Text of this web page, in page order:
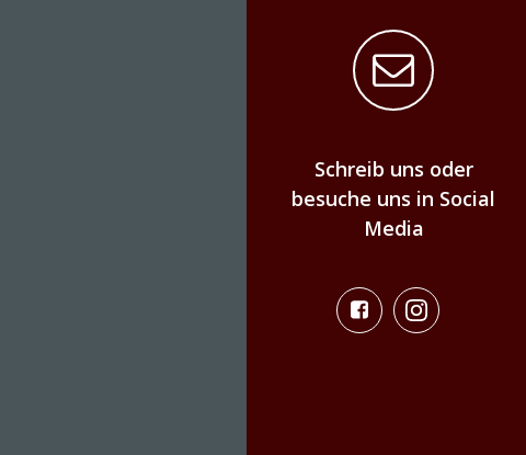
Schreib uns oder
besuche uns in Social
Media